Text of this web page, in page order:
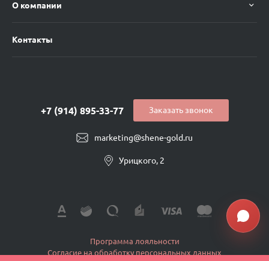
О компании
Контакты
marketing@shene-gold.ru
+7 (914) 895-33-77
Урицкого, 2
Заказать звонок
Программа лояльности
Согласие на обработку персональных данных